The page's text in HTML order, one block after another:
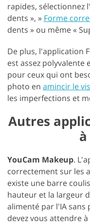
rapides, sélectionnez
dents », » Forme
dents » ou même «
De plus, l'application
est assez
pour ceux qui ont
photo en amincir le
les imperfections et
Autres
YouCam Makeup.
correctement sur les
existe une barre
hauteur et la largeur
alimenté par l'IA sans
devez vous attendre